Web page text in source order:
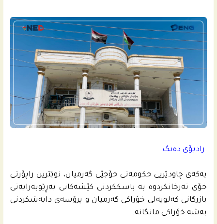
رادیۆی ده‌نگ
یه‌كه‌ى چاودێریی حكومه‌تى خۆجێی گه‌رمیان، نوێترین راپۆرتى
خۆی ته‌رخانكردوه‌ به‌ باسككردنى كێشه‌كانى بەڕێوبەرایەتی
بازرگانی کەلوپەلی خۆراکی گەرمیان و پرۆسه‌ى دابه‌شكردنى
به‌شه‌ خۆراكى مانگانه‌.